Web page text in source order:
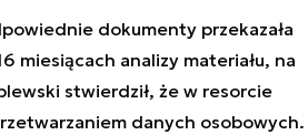
dokumenty przekazała
miesiącach analizy materiału, na
stwierdził, że w resorcie
danych osobowych.